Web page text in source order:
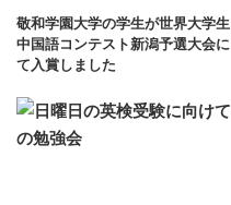
敬和学園大学の学生が世界大学生
中国語コンテスト新潟予選大会に
て入賞しました